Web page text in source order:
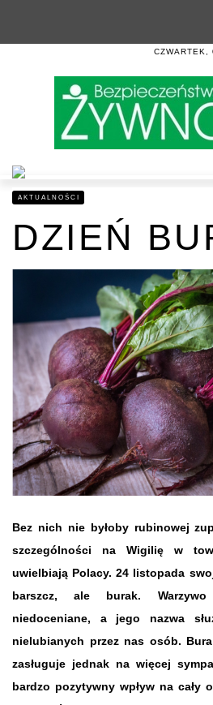
CZWARTEK,
AKTUALNOŚCI
DZIEŃ
Bez nich nie byłoby rubinowej
szczególności na Wigilię w
uwielbiają Polacy. 24 listopada
barszcz, ale burak.
niedoceniane, a jego nazwa
nielubianych przez nas osób.
zasługuje jednak na więcej
bardzo pozytywny wpływ na cały